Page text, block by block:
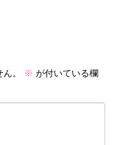
。 ※ が付いている欄